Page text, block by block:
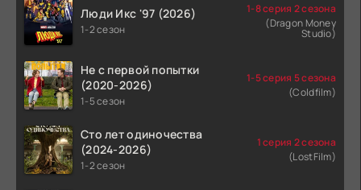
Люди Икс '97 (2026)
1-2 сезон
1-8 серия 2 сезона
(Dragon Money
Studio)
Не с первой попытки
(2020-2026)
1-5 сезон
1-5 серия 5 сезона
(Coldfilm)
Сто лет одиночества
(2024-2026)
1-2 сезон
1 серия 2 сезона
(LostFilm)